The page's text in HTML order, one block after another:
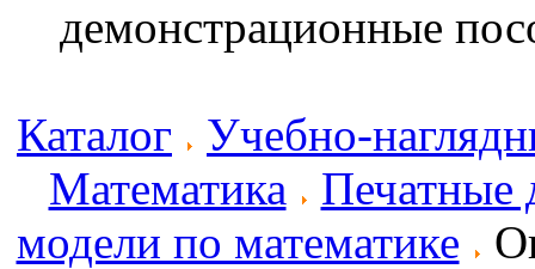
демонстрационные
Каталог
Учебно-
Математика
Печатные
модели по математике